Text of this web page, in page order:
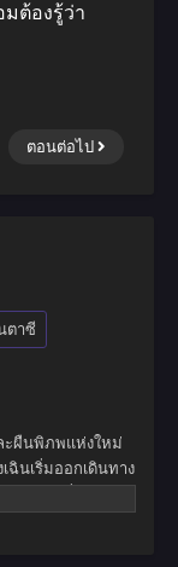
มต้องรู้ว่า
ตอนต่อไป
ตาซี
ะผืนพิภพแห่งใหม่
ฉินเริ่มออกเดินทาง
รปีศาจ สิ่งมีชีวิต